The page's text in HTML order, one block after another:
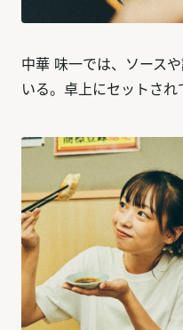
中華 味一では、ソース
いる。卓上にセットされ